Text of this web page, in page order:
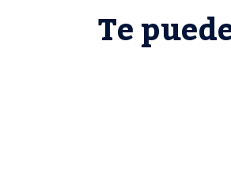
Te